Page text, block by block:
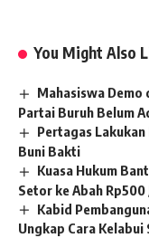
You Might Also
Mahasiswa Demo
Partai Buruh Belum
Pertagas Lakukan
Buni Bakti
Kuasa Hukum
Setor ke Abah Rp500
Kabid
Ungkap Cara Kelabui